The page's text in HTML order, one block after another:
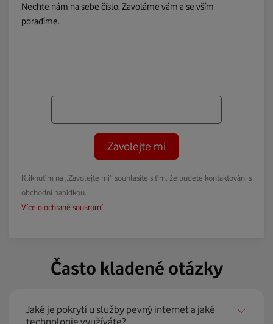
Nechte nám na sebe číslo. Zavoláme vám a se vším
poradíme.
Zavolejte mi
Kliknutím na „Zavolejte mi“ souhlasíte s tím, že budete kontaktováni s
obchodní nabídkou.
Více o ochraně soukromí.
Často kladené otázky
Jaké je pokrytí u služby pevný internet a jaké
technologie využíváte?